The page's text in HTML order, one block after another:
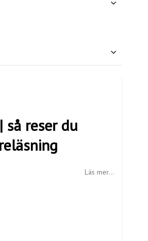
så reser du
Läs mer...